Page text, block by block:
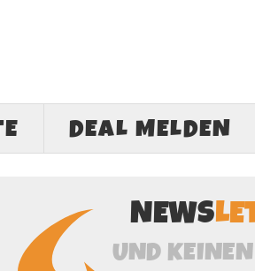
DEAL MELDEN
NEWS
UND